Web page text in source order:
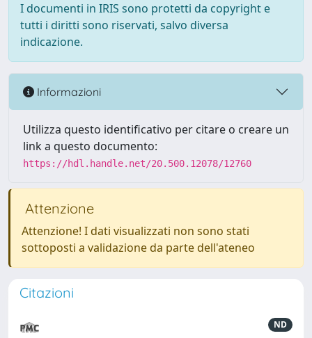
I documenti in IRIS sono protetti da copyright e
tutti i diritti sono riservati, salvo diversa
indicazione.
Informazioni
Utilizza questo identificativo per citare o creare un
link a questo documento:
https://hdl.handle.net/20.500.12078/12760
Attenzione
Attenzione! I dati visualizzati non sono stati
sottoposti a validazione da parte dell'ateneo
Citazioni
ND